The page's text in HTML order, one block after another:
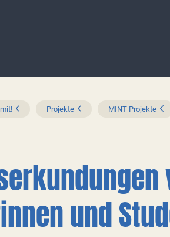
Projekte MINT Projekte
und